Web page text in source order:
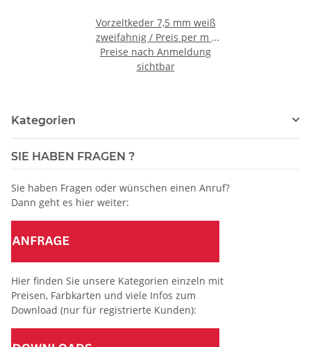
Vorzeltkeder 7,5 mm weiß
zweifahnig / Preis per m /
Rolle à 100 m / Anschnitt
möglich
Preise nach Anmeldung
sichtbar
Kategorien
SIE HABEN FRAGEN ?
Sie haben Fragen oder wünschen einen Anruf?
Dann geht es hier weiter:
Hier finden Sie unsere Kategorien einzeln mit
Preisen, Farbkarten und viele Infos zum
Download (nur für registrierte Kunden):